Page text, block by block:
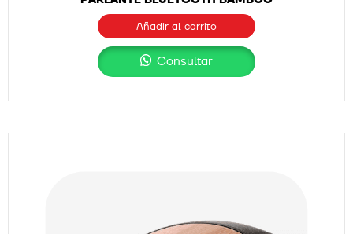
Añadir al carrito
Consultar